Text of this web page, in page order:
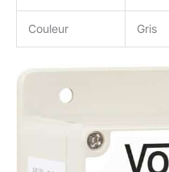
Couleur Gris